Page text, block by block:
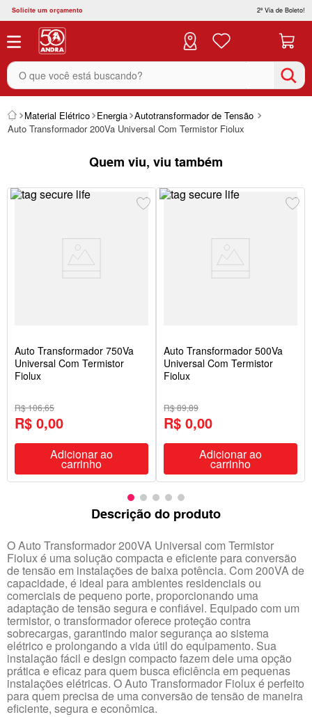
Solicite um orçamento 2ª Via de Boleto!
O que você está buscando?
Material Elétrico Energia Autotransformador de Tensão
Auto Transformador 200Va Universal Com Termistor Fiolux
Quem viu, viu também
Auto Transformador 750Va
Universal Com Termistor
Fiolux
R$ 106,65
R$ 0,00
Adicionar ao
carrinho
Auto Transformador 500Va
Universal Com Termistor
Fiolux
R$ 89,89
R$ 0,00
Adicionar ao
carrinho
Descrição do produto
O Auto Transformador 200VA Universal com Termistor
Fiolux é uma solução compacta e eficiente para conversão
de tensão em instalações de baixa potência. Com 200VA de
capacidade, é ideal para ambientes residenciais ou
comerciais de pequeno porte, proporcionando uma
adaptação de tensão segura e confiável. Equipado com um
termistor, o transformador oferece proteção contra
sobrecargas, garantindo maior segurança ao sistema
elétrico e prolongando a vida útil do equipamento. Sua
instalação fácil e design compacto fazem dele uma opção
prática e eficaz para quem busca eficiência em pequenas
instalações elétricas. O Auto Transformador Fiolux é perfeito
para quem precisa de uma conversão de tensão de maneira
eficiente, segura e econômica.